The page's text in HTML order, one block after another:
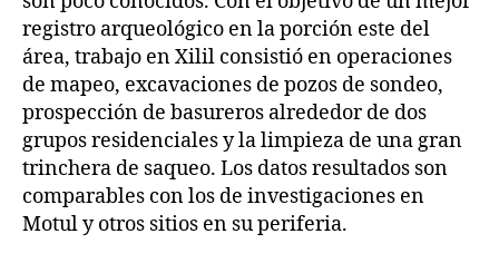
registro arqueológico en la porción este del
área, trabajo en Xilil consistió en operaciones
de mapeo, excavaciones de pozos de sondeo,
prospección de basureros alrededor de dos
grupos residenciales y la limpieza de una gran
trinchera de saqueo. Los datos resultados son
comparables con los de investigaciones en
Motul y otros sitios en su periferia.